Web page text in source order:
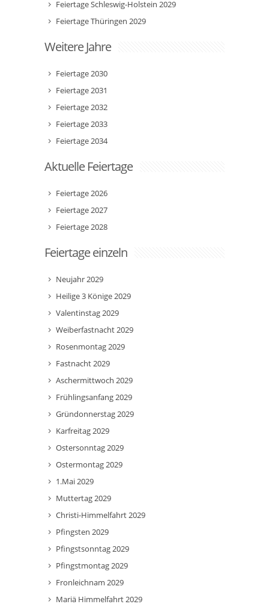
Feiertage Schleswig-Holstein 2029
Feiertage Thüringen 2029
Weitere Jahre
Feiertage 2030
Feiertage 2031
Feiertage 2032
Feiertage 2033
Feiertage 2034
Aktuelle Feiertage
Feiertage 2026
Feiertage 2027
Feiertage 2028
Feiertage einzeln
Neujahr 2029
Heilige 3 Könige 2029
Valentinstag 2029
Weiberfastnacht 2029
Rosenmontag 2029
Fastnacht 2029
Aschermittwoch 2029
Frühlingsanfang 2029
Gründonnerstag 2029
Karfreitag 2029
Ostersonntag 2029
Ostermontag 2029
1.Mai 2029
Muttertag 2029
Christi-Himmelfahrt 2029
Pfingsten 2029
Pfingstsonntag 2029
Pfingstmontag 2029
Fronleichnam 2029
Mariä Himmelfahrt 2029